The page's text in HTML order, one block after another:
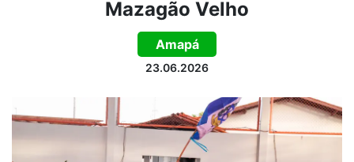
Mazagão Velho
Amapá
23.06.2026